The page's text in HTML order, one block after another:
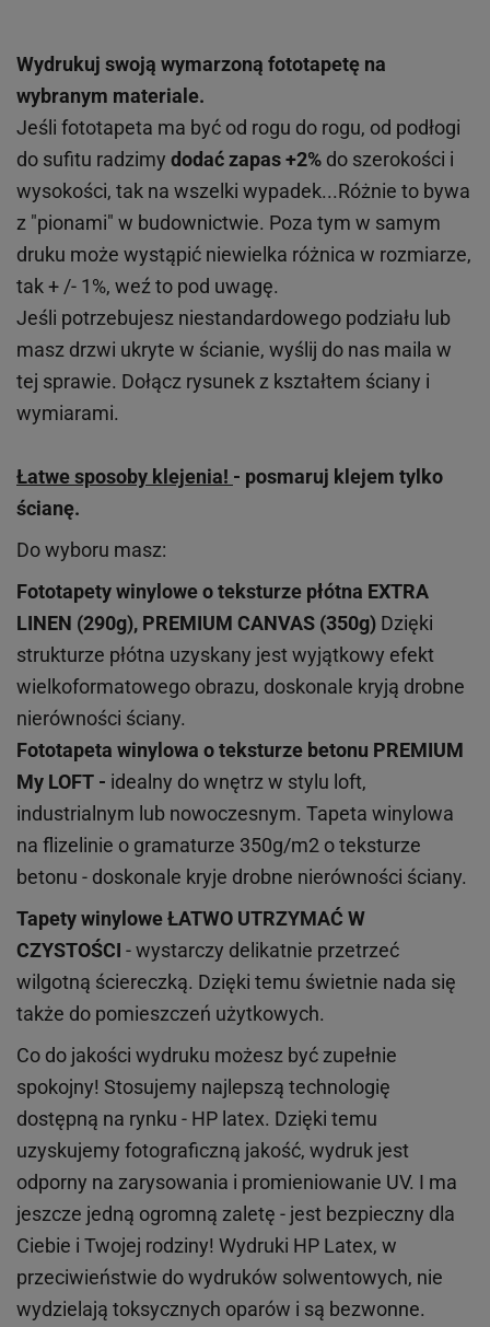
Wydrukuj swoją wymarzoną fototapetę na
wybranym materiale.
Jeśli fototapeta ma być od rogu do rogu, od podłogi
do sufitu radzimy dodać zapas +2% do szerokości i
wysokości, tak na wszelki wypadek...Różnie to bywa
z "pionami" w budownictwie. Poza tym w samym
druku może wystąpić niewielka różnica w rozmiarze,
tak + /- 1%, weź to pod uwagę.
Jeśli potrzebujesz niestandardowego podziału lub
masz drzwi ukryte w ścianie, wyślij do nas maila w
tej sprawie. Dołącz rysunek z kształtem ściany i
wymiarami.
Łatwe sposoby klejenia! - posmaruj klejem tylko
ścianę.
Do wyboru masz:
Fototapety winylowe oteksturze płótna EXTRA
LINEN (290g), PREMIUM CANVAS (350g) Dzięki
strukturze płótna uzyskany jest wyjątkowy efekt
wielkoformatowego obrazu, doskonale kryją drobne
nierówności ściany.
Fototapeta winylowa oteksturze betonu PREMIUM
My LOFT - idealny do wnętrz w stylu loft,
industrialnym lub nowoczesnym. Tapeta winylowa
na flizelinie o gramaturze 350g/m2 o teksturze
betonu - doskonale kryje drobne nierówności ściany.
Tapety winyloweŁATWO UTRZYMAĆ W
CZYSTOŚCI - wystarczy delikatnie przetrzeć
wilgotną ściereczką. Dzięki temu świetnie nada się
także do pomieszczeń użytkowych.
Co do jakości wydruku możesz być zupełnie
spokojny! Stosujemy najlepszą technologię
dostępną na rynku - HP latex. Dzięki temu
uzyskujemy fotograficzną jakość, wydruk jest
odporny na zarysowania i promieniowanie UV. I ma
jeszcze jedną ogromną zaletę - jest bezpieczny dla
Ciebie i Twojej rodziny! Wydruki HP Latex, w
przeciwieństwie do wydruków solwentowych, nie
wydzielają toksycznych oparów i są bezwonne.